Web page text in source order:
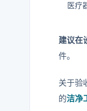
医疗
建议在
件。
关于验
的洁净